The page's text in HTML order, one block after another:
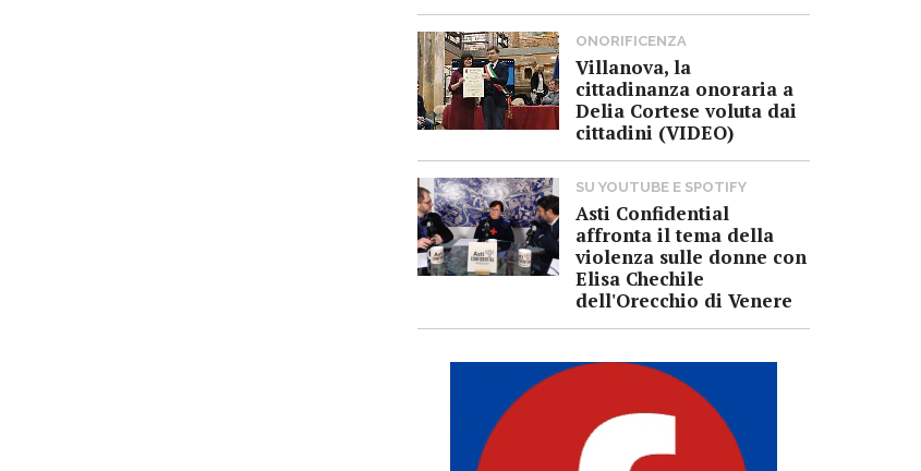
ONORIFICENZA
Villanova, la
cittadinanza onoraria a
Delia Cortese voluta dai
cittadini (VIDEO)
SU YOUTUBE E SPOTIFY
Asti Confidential
affronta il tema della
violenza sulle donne con
Elisa Chechile
dell'Orecchio di Venere